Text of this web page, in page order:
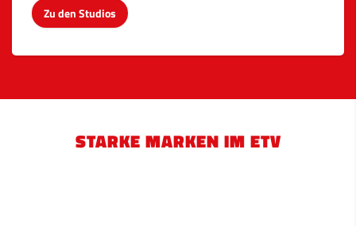
Zu den Studios
STARKE MARKEN IM ETV